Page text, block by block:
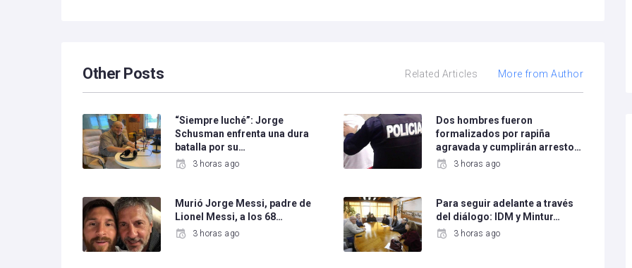
Other Posts Related Articles More from Author
“Siempre luché”: Jorge
Schusman enfrenta una dura
batalla por su…
3 horas ago
Dos hombres fueron
formalizados por rapiña
agravada y cumplirán arresto…
3 horas ago
Murió Jorge Messi, padre de
Lionel Messi, a los 68…
3 horas ago
Para seguir adelante a través
del diálogo: IDM y Mintur…
3 horas ago